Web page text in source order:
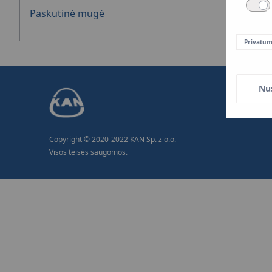
Paskutinė mugė
Copyright © 2020-2022 KAN Sp. z o.o.
Visos teisės saugomos.